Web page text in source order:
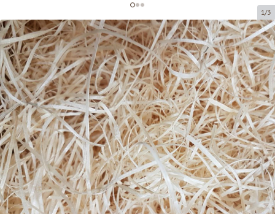
1/3
Стружка для декорирования
Код товара:DS001
Размер:25 x 35 cm
Материал:сосна
Tовар можно получить в пункте выдачи.
Цена за 1 упаковку
4,78 €